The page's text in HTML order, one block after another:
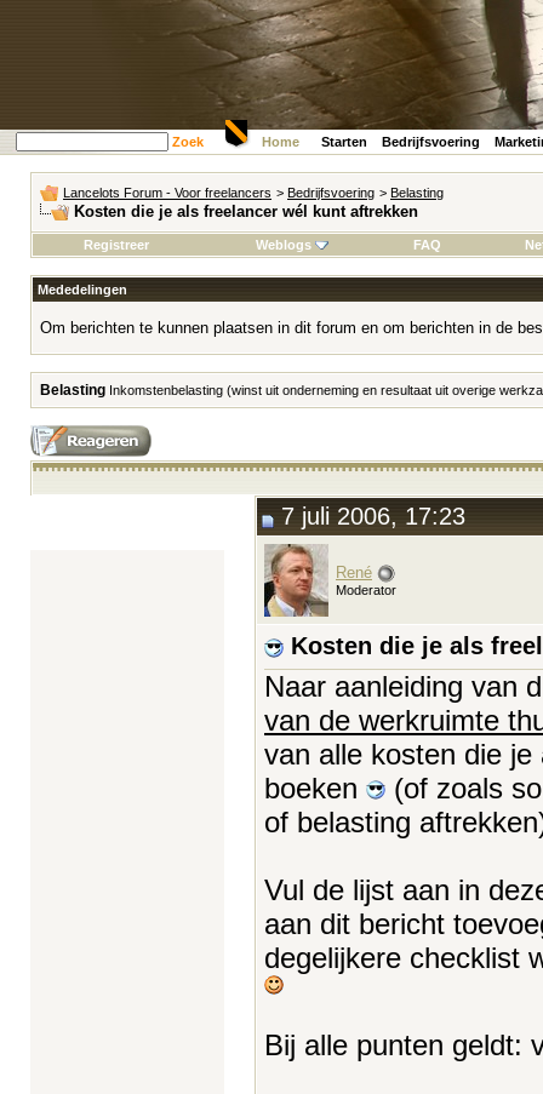
Zoek Home Starten Bedrijfsvoering
Lancelots Forum - Voor freelancers > Bedrijfsvoering > Belasting
Kosten die je als freelancer wél kunt aftrekken
Registreer Weblogs FAQ
Mededelingen
Om berichten te kunnen plaatsen in dit forum en om berichten in de
Belasting Inkomstenbelasting (winst uit onderneming en resultaat uit overige
7 juli 2006, 17:23
René
Moderator
Kosten die je als
Naar aanleiding van
van de werkruimte
van alle kosten die
boeken
(of zoals
of belasting
Vul de lijst aan in
aan dit bericht
degelijkere checklist
Bij alle punten geldt: